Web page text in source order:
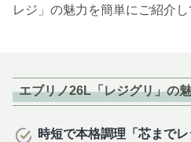
レジ」の魅力を簡単にご紹介し
エブリノ26L「レジグリ」の
時短で本格調理「芯までレ